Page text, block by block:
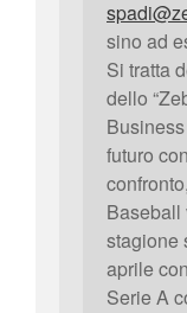
sino ad
Si tratta
dello
futuro
Baseball
stagione
aprile
Serie A